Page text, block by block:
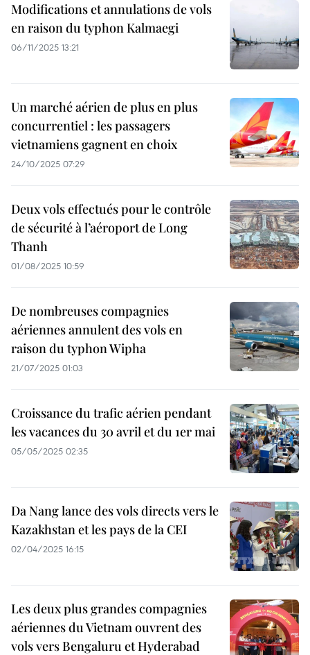
Modifications et annulations de vols
en raison du typhon Kalmaegi
06/11/2025 13:21
Un marché aérien de plus en plus
concurrentiel : les passagers
vietnamiens gagnent en choix
24/10/2025 07:29
Deux vols effectués pour le contrôle
de sécurité à l’aéroport de Long
Thanh
01/08/2025 10:59
De nombreuses compagnies
aériennes annulent des vols en
raison du typhon Wipha
21/07/2025 01:03
Croissance du trafic aérien pendant
les vacances du 30 avril et du 1er mai
05/05/2025 02:35
Da Nang lance des vols directs vers le
Kazakhstan et les pays de la CEI
02/04/2025 16:15
Les deux plus grandes compagnies
aériennes du Vietnam ouvrent des
vols vers Bengaluru et Hyderabad